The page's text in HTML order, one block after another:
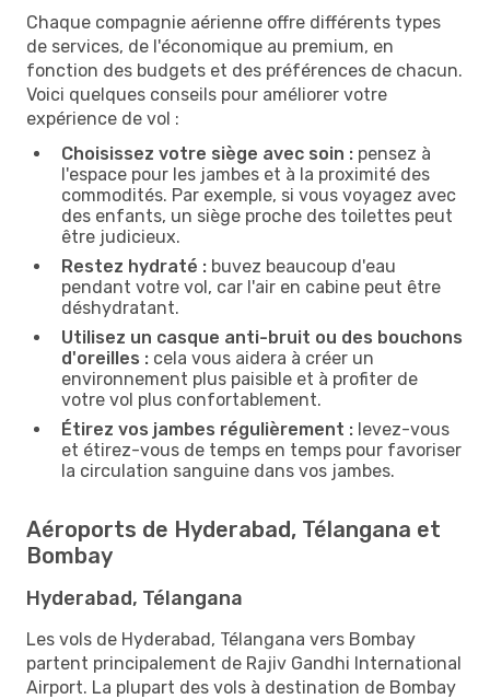
Chaque compagnie aérienne offre différents types
de services, de l'économique au premium, en
fonction des budgets et des préférences de chacun.
Voici quelques conseils pour améliorer votre
expérience de vol :
Choisissez votre siège avec soin : pensez à
l'espace pour les jambes et à la proximité des
commodités. Par exemple, si vous voyagez avec
des enfants, un siège proche des toilettes peut
être judicieux.
Restez hydraté : buvez beaucoup d'eau
pendant votre vol, car l'air en cabine peut être
déshydratant.
Utilisez un casque anti-bruit ou des bouchons
d'oreilles : cela vous aidera à créer un
environnement plus paisible et à profiter de
votre vol plus confortablement.
Étirez vos jambes régulièrement : levez-vous
et étirez-vous de temps en temps pour favoriser
la circulation sanguine dans vos jambes.
Aéroports de Hyderabad, Télangana et
Bombay
Hyderabad, Télangana
Les vols de Hyderabad, Télangana vers Bombay
partent principalement de Rajiv Gandhi International
Airport. La plupart des vols à destination de Bombay